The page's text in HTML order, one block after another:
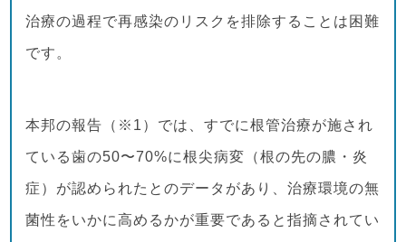
治療の過程で再感染のリスクを排除することは困難
です。
本邦の報告（※1）では、すでに根管治療が施され
ている歯の50〜70%に根尖病変（根の先の膿・炎
症）が認められたとのデータがあり、治療環境の無
菌性をいかに高めるかが重要であると指摘されてい